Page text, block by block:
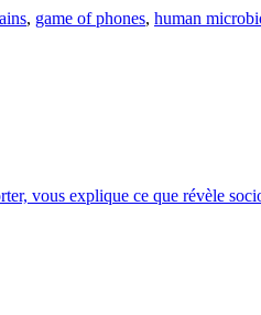
, game of phones, human
vous explique ce que révèle